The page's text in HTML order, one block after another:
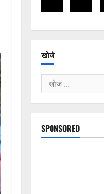
खोजे
निम्न
को
खोजें:
SPONSORED